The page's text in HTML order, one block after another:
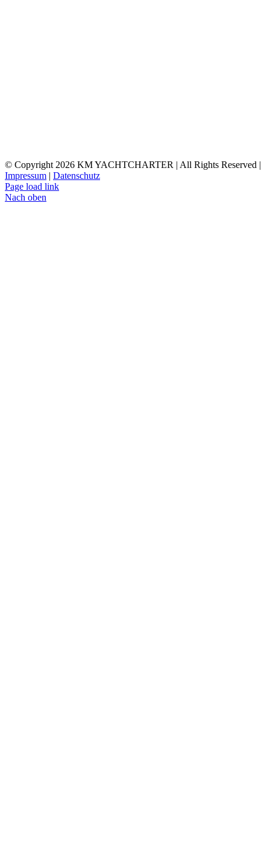
© Copyright 2026 KM YACHTCHARTER | All Rights Reserved |
Impressum | Datenschutz
Page load link
Nach oben